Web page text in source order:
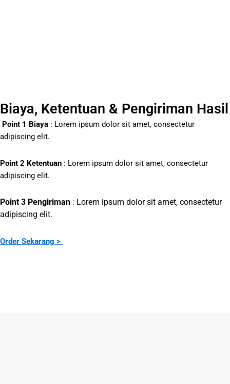
Biaya, Ketentuan & Pengiriman Hasil
Point 1 Biaya : Lorem ipsum dolor sit amet, consectetur
adipiscing elit.
Point 2 Ketentuan : Lorem ipsum dolor sit amet, consectetur
adipiscing elit.
Point 3 Pengiriman : Lorem ipsum dolor sit amet, consectetur
adipiscing elit.
Order Sekarang >